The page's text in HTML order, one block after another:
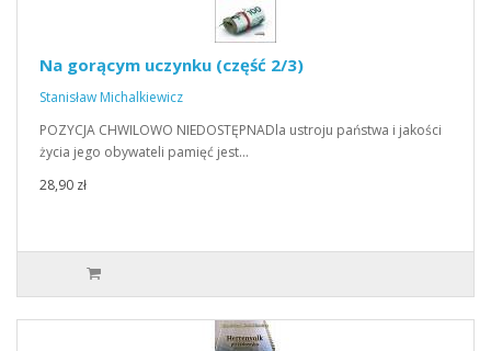
Na gorącym uczynku (część 2/3)
Stanisław Michalkiewicz
POZYCJA CHWILOWO NIEDOSTĘPNADla ustroju państwa i jakości
życia jego obywateli pamięć jest…
28,90 zł